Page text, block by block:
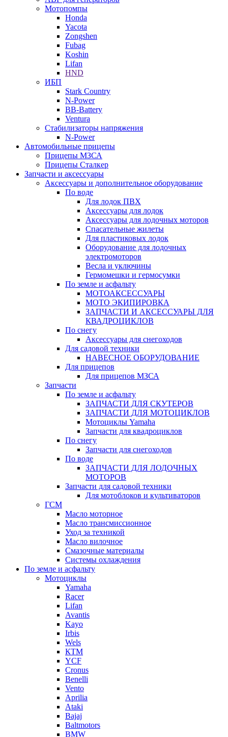
Мотопомпы
Honda
Yacota
Zongshen
Fubag
Koshin
Lifan
HND
ИБП
Stark Country
N-Power
BB-Battery
Ventura
Стабилизаторы напряжения
N-Power
Автомобильные прицепы
Прицепы МЗСА
Прицепы Сталкер
Запчасти и аксессуары
Аксессуары и дополнительное оборудование
По воде
Для лодок ПВХ
Аксессуары для лодок
Аксессуары для лодочных моторов
Спасательные жилеты
Для пластиковых лодок
Оборудование для лодочных
электромоторов
Весла и уключины
Гермомешки и гермосумки
По земле и асфальту
МОТОАКСЕССУАРЫ
МОТО ЭКИПИРОВКА
ЗАПЧАСТИ И АКСЕССУАРЫ ДЛЯ
КВАДРОЦИКЛОВ
По снегу
Аксессуары для снегоходов
Для садовой техники
НАВЕСНОЕ ОБОРУДОВАНИЕ
Для прицепов
Для прицепов МЗСА
Запчасти
По земле и асфальту
ЗАПЧАСТИ ДЛЯ СКУТЕРОВ
ЗАПЧАСТИ ДЛЯ МОТОЦИКЛОВ
Мотоциклы Yamaha
Запчасти для квадроциклов
По снегу
Запчасти для снегоходов
По воде
ЗАПЧАСТИ ДЛЯ ЛОДОЧНЫХ
МОТОРОВ
Запчасти для садовой техники
Для мотоблоков и культиваторов
ГСМ
Масло моторное
Масло трансмиссионное
Уход за техникой
Масло вилочное
Смазочные материалы
Системы охлаждения
По земле и асфальту
Мотоциклы
Yamaha
Racer
Lifan
Avantis
Kayo
Irbis
Wels
КТМ
YCF
Cronus
Benelli
Vento
Aprilia
Ataki
Bajaj
Baltmotors
BMW